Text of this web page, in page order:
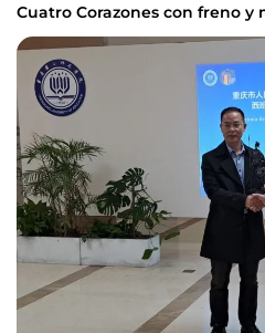
Cuatro Corazones con freno y